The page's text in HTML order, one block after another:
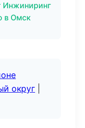
Инжиниринг
в Омск
округ